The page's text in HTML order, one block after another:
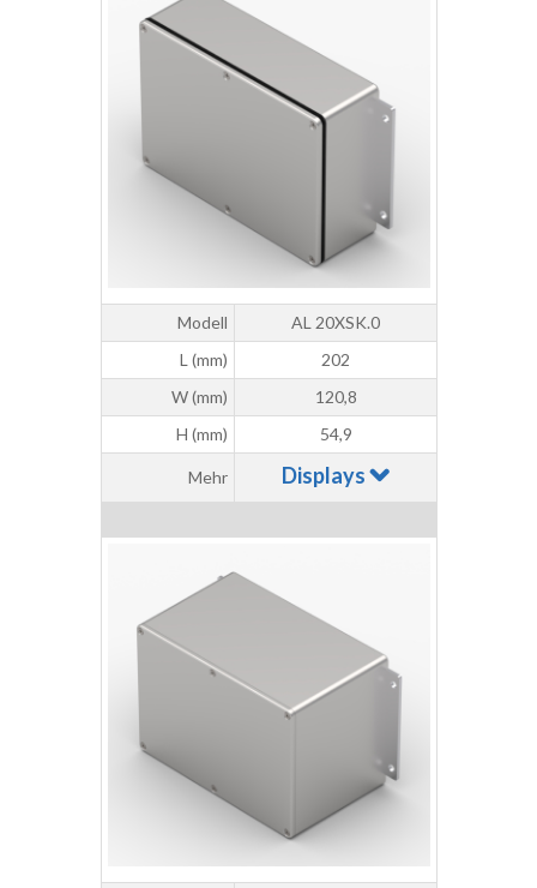
Modell
AL 20XSK.0
L (mm)
202
W (mm)
120,8
H (mm)
54,9
Mehr Displays